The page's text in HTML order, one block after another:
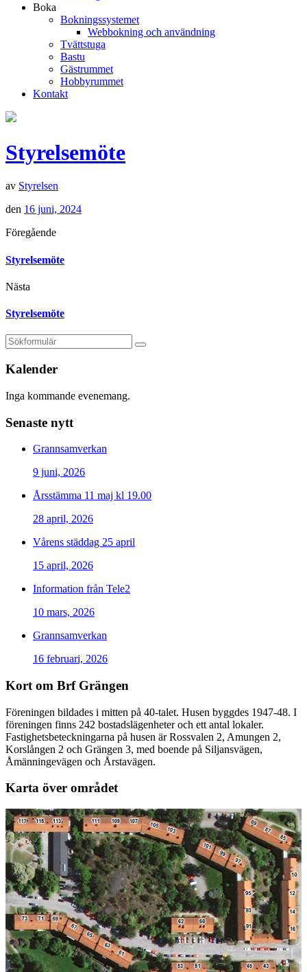
Boka
Bokningssystemet
Webbokning och användning
Tvättstuga
Bastu
Gästrummet
Hobbyrummet
Kontakt
Styrelsemöte
av Styrelsen
den 16 juni, 2024
Föregående
Styrelsemöte
Nästa
Styrelsemöte
Kalender
Inga kommande evenemang.
Senaste nytt
Grannsamverkan
9 juni, 2026
Årsstämma 11 maj kl 19.00
28 april, 2026
Vårens städdag 25 april
15 april, 2026
Information från Tele2
10 mars, 2026
Grannsamverkan
16 februari, 2026
Kort om Brf Grängen
Föreningen bildades i mitten på 40-talet. Husen byggdes 1947-48. I
föreningen finns 242 bostadslägenheter och ett antal lokaler.
Fastighetsbeteckningarna på husen är Rossvalen 2, Amungen 2,
Korslången 2 och Grängen 3, med boende på Siljansvägen,
Åmänningevägen och Årstavägen.
Karta över området